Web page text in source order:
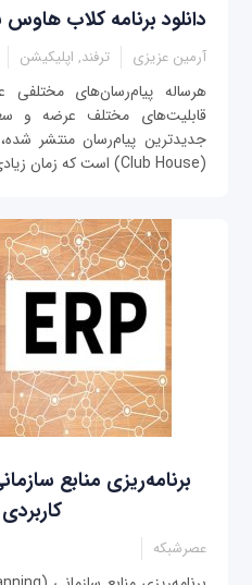
دانلود برنامه کلاب هاوس
آرمین عزیزی ترفند, اپلیکیشن
هرساله پیام‌رسان‌های
قابلیت‌های مختلف عرضه و
جدیدترین پیام‌رسان منتشر
(Club House) است که زمان زیادی از انتشار آن نمی‌گذرد.
عصرشبکه